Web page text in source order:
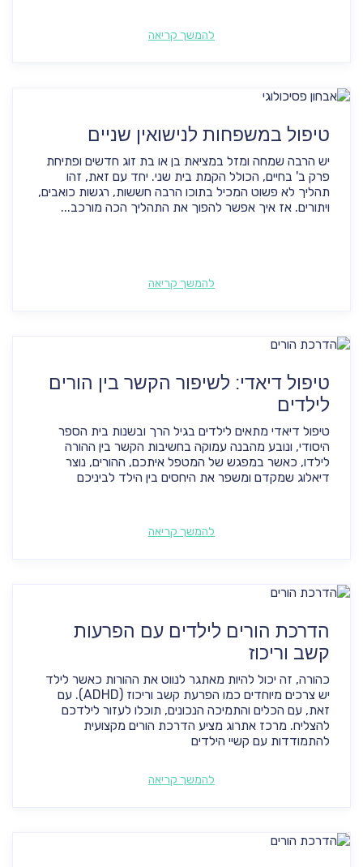
להמשך קריאה
טיפול במשפחות לנישואין שניים
יש הרבה שמחה ומזל במציאת בן או בת זוג חדשים ופתיחת
פרק ב' בחיים, הכולל הקמת בית שני. יחד עם זאת, זהו
תהליך לא פשוט המכיל בתוכו הרבה חששות, רגשות כואבים,
ויתורים. אז איך אפשר להפוך את התהליך הכה מורכב...
להמשך קריאה
טיפול דיאדי: לשיפור הקשר בין הורים
לילדים
טיפול דיאדי מתאים לילדים בגיל הרך ובשנות בית הספר
היסודי, ונובע מהבנה עמוקה בחשיבות הקשר בין ההורה
לילדו, כאשר במפגש של המטפל איתכם, ההורים, נוצר
דיאלוג שמקדם ומשפר את היחסים בין הילד לביניכם
להמשך קריאה
הדרכת הורים לילדים עם הפרעות
קשב וריכוז
כהורה, זה יכול להיות מאתגר לנווט את ההורות כאשר לילד
יש צרכים מיוחדים כמו הפרעת קשב וריכוז (ADHD). עם
זאת, עם הכלים והתמיכה הנכונים, תוכלו לעזור לילדכם
להצליח. מרכז אתרוג מציע הדרכת הורים מקצועית
להתמודדות עם קשיי הילדים
להמשך קריאה